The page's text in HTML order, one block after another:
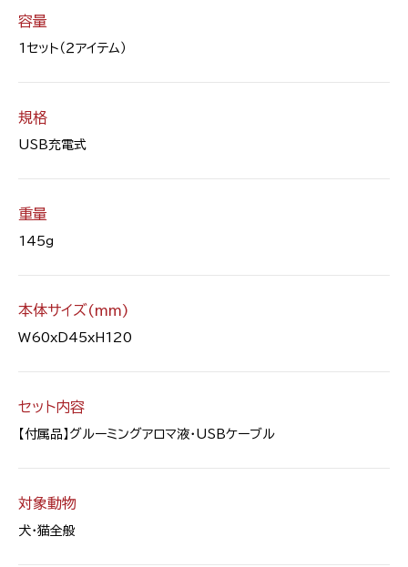
容量
1セット（２アイテム）
規格
USB充電式
重量
145g
本体サイズ(mm)
W60xD45xH120
セット内容
【付属品】グルーミングアロマ液・USBケーブル
対象動物
犬・猫全般